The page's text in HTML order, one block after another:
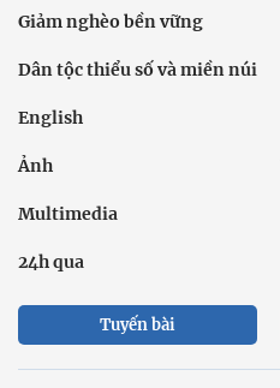
Giảm nghèo bền vững
Dân tộc thiểu số và miền núi
English
Ảnh
Multimedia
24h qua
Tuyến bài